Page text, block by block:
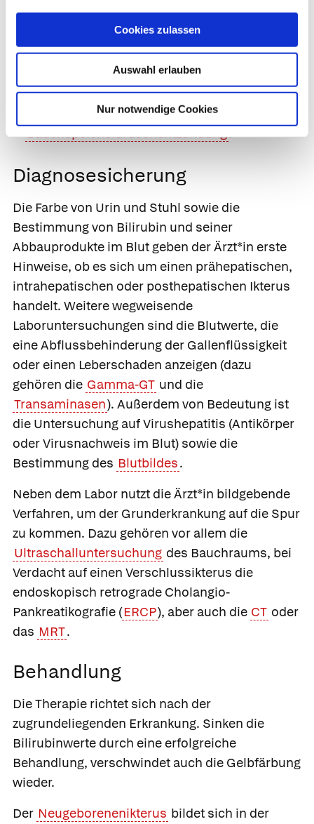
Cookies zulassen
Auswahl erlauben
Nur notwendige Cookies
Tumoren wieBauchspeicheldrüsenkrebs
Parasiten (z. B.Spulwürmer,
Hundebandwurm)
Primär sklerosierende Cholangitis
Bauchspeicheldrüsenentzündung.
Diagnosesicherung
Die Farbe von Urin und Stuhl sowie die
Bestimmung von Bilirubin und seiner
Abbauprodukte im Blut geben der Ärzt*in erste
Hinweise, ob es sich um einen prähepatischen,
intrahepatischen oder posthepatischen Ikterus
handelt. Weitere wegweisende
Laboruntersuchungen sind die Blutwerte, die
eine Abflussbehinderung der Gallenflüssigkeit
oder einen Leberschaden anzeigen (dazu
gehören die Gamma-GT und die
Transaminasen). Außerdem von Bedeutung ist
die Untersuchung auf Virushepatitis (Antikörper
oder Virusnachweis im Blut) sowie die
Bestimmung des Blutbildes.
Neben dem Labor nutzt die Ärzt*in bildgebende
Verfahren, um der Grunderkrankung auf die Spur
zu kommen. Dazu gehören vor allem die
Ultraschalluntersuchung des Bauchraums, bei
Verdacht auf einen Verschlussikterus die
endoskopisch retrograde Cholangio-
Pankreatikografie (ERCP), aber auch die CT oder
das MRT.
Behandlung
Die Therapie richtet sich nach der
zugrundeliegenden Erkrankung. Sinken die
Bilirubinwerte durch eine erfolgreiche
Behandlung, verschwindet auch die Gelbfärbung
wieder.
Der Neugeborenenikterus bildet sich in der